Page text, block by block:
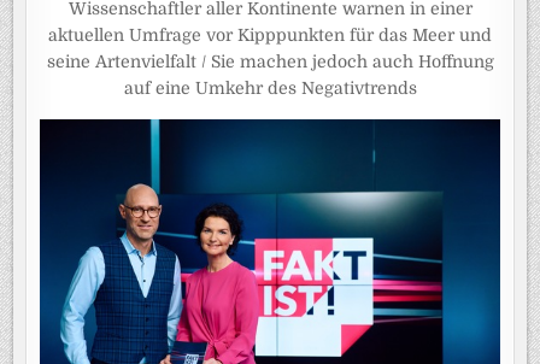
Wissenschaftler aller Kontinente warnen in einer
aktuellen Umfrage vor Kipppunkten für das Meer und
seine Artenvielfalt / Sie machen jedoch auch Hoffnung
auf eine Umkehr des Negativtrends